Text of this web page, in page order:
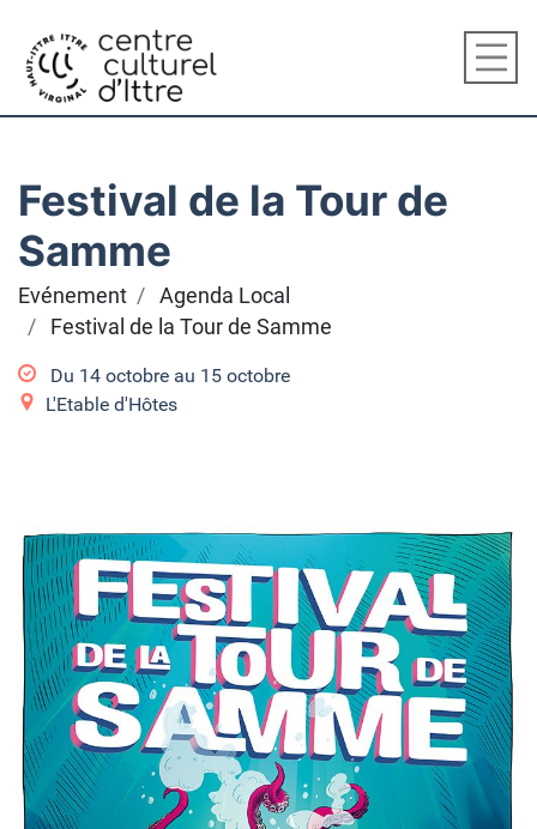
Festival de la Tour de
Samme
Evénement
Agenda Local
Festival de la Tour de Samme
Du 14 octobre au 15 octobre
L'Etable d'Hôtes